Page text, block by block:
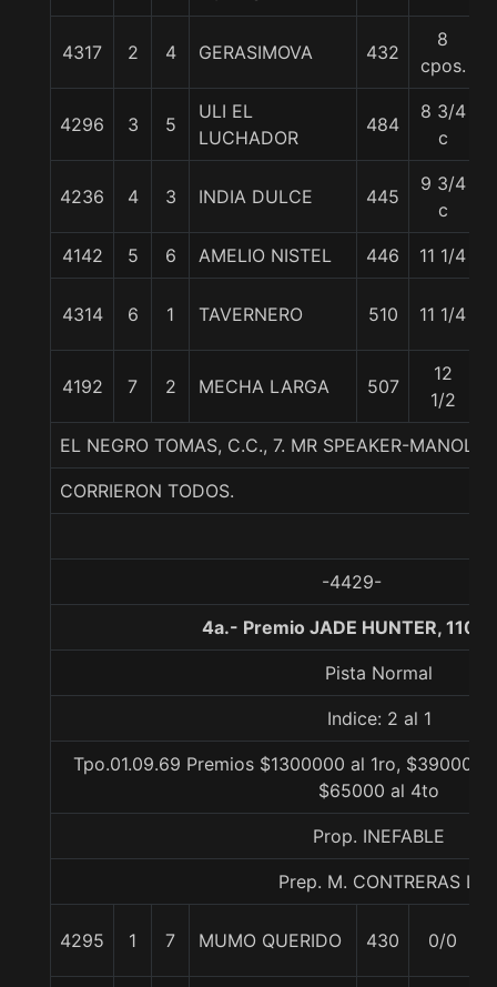
4317 2 4 GERASIMOVA 432
8
cpos.
4296 3 5
ULI EL
LUCHADOR
484
8 3/4
c
4236 4 3 INDIA DULCE 445
9 3/4
c
4142 5 6 AMELIO NISTEL 446 11 1/4
4314 6 1 TAVERNERO 510 11 1/4
4192 7 2 MECHA LARGA 507
12
1/2
EL NEGRO TOMAS, C.C., 7. MR SPEAKER-
CORRIERON TODOS.
-4429-
4a.- Premio JADE HUNTER,
Pista Normal
Indice: 2 al 1
Tpo.01.09.69 Premios $1300000 al 1ro, $390000
$65000 al 4to
Prop. INEFABLE
Prep. M. CONTRERAS L.
4295 1 7 MUMO QUERIDO 430 0/0